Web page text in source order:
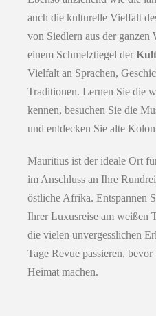
auch die kulturelle Vielfalt
von Siedlern aus der ganzen
einem Schmelztiegel der
Vielfalt an Sprachen,
Traditionen. Lernen Sie die
kennen, besuchen Sie die
und entdecken Sie alte
Mauritius ist der ideale Ort
im Anschluss an Ihre
östliche Afrika. Entspannen
Ihrer Luxusreise am weißen
die vielen unvergesslichen
Tage Revue passieren,
Heimat machen.